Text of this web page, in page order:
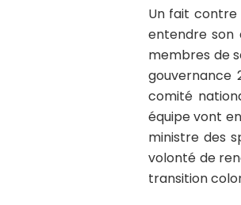
Un fait contre
entendre
membres de
gouvernance
comité
équipe vont
ministre des
volonté de
transition